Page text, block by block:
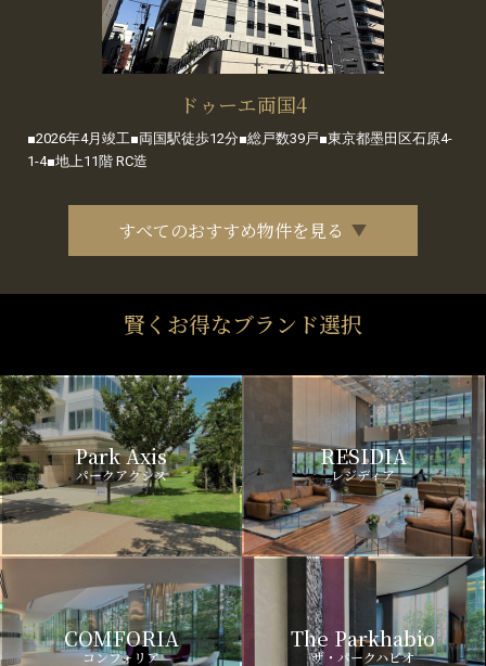
ドゥーエ両国4
■2026年4月竣工■両国駅徒歩12分■総戸数39戸■東京都墨田区石原4-
1-4■地上11階 RC造
すべてのおすすめ物件を見る
賢くお得なブランド選択
Park Axis
パークアクシス
RESIDIA
レジディア
COMFORIA
コンフォリア
The Parkhabio
ザ・パークハビオ